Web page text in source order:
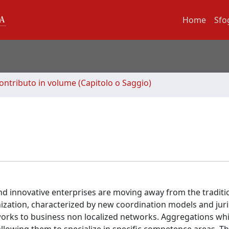
Home
in volume (Capitolo o Saggio)
innovative enterprises are moving away from the
characterized by new coordination models and
to business non localized networks. Aggregations